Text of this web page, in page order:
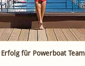
für Powerboat Team